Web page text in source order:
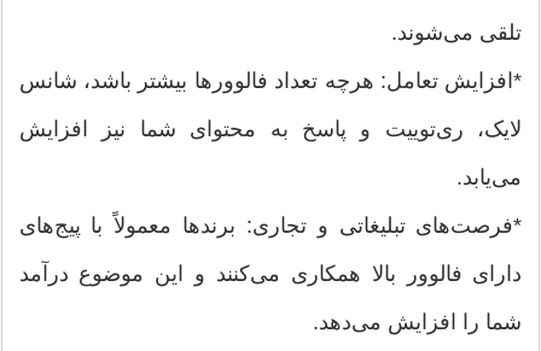
تلقی می‌شوند.
*افزایش تعامل: هرچه تعداد فالوورها بیشتر باشد، شانس
لایک، ری‌توییت و پاسخ به محتوای شما نیز افزایش
می‌یابد.
*فرصت‌های تبلیغاتی و تجاری: برندها معمولاً با پیج‌های
دارای فالوور بالا همکاری می‌کنند و این موضوع درآمد
شما را افزایش می‌دهد.